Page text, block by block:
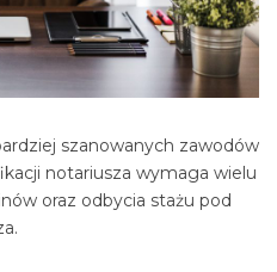
szanowanych zawodów
notariusza wymaga wielu
oraz odbycia stażu pod